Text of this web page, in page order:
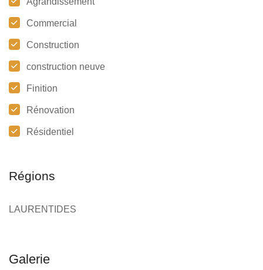
Commercial
Construction
construction neuve
Finition
Rénovation
Résidentiel
Régions
LAURENTIDES